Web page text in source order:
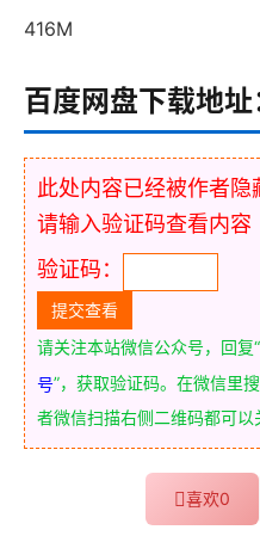
416M
百度网盘下载地址
此处内容已经被作者隐
请输入验证码查看内容
验证码：
请关注本站微信公众号，回复“
号”，获取验证码。在微信里
者微信扫描右侧二维码都可以
喜欢0